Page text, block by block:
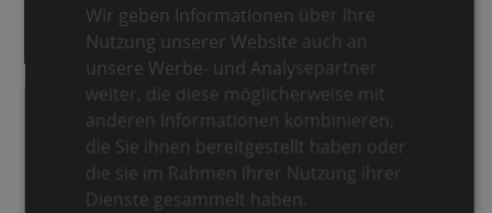
Wir geben Informationen über Ihre
Nutzung unserer Website auch an
unsere Werbe- und Analysepartner
weiter, die diese möglicherweise mit
anderen Informationen kombinieren,
die Sie ihnen bereitgestellt haben oder
die sie im Rahmen Ihrer Nutzung ihrer
Dienste gesammelt haben.